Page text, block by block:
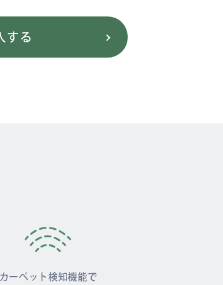
カーペット検知機能で